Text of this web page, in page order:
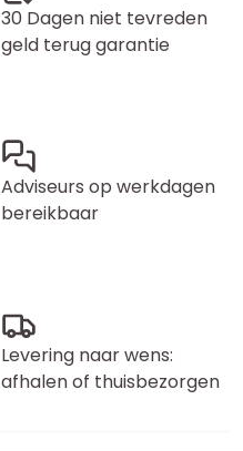
30 Dagen niet tevreden
geld terug garantie
Adviseurs op werkdagen
bereikbaar
Levering naar wens:
afhalen of thuisbezorgen